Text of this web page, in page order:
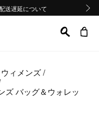
送遅延について
送遅延について
ィメンズ
ズ バッグ＆ウォレッ